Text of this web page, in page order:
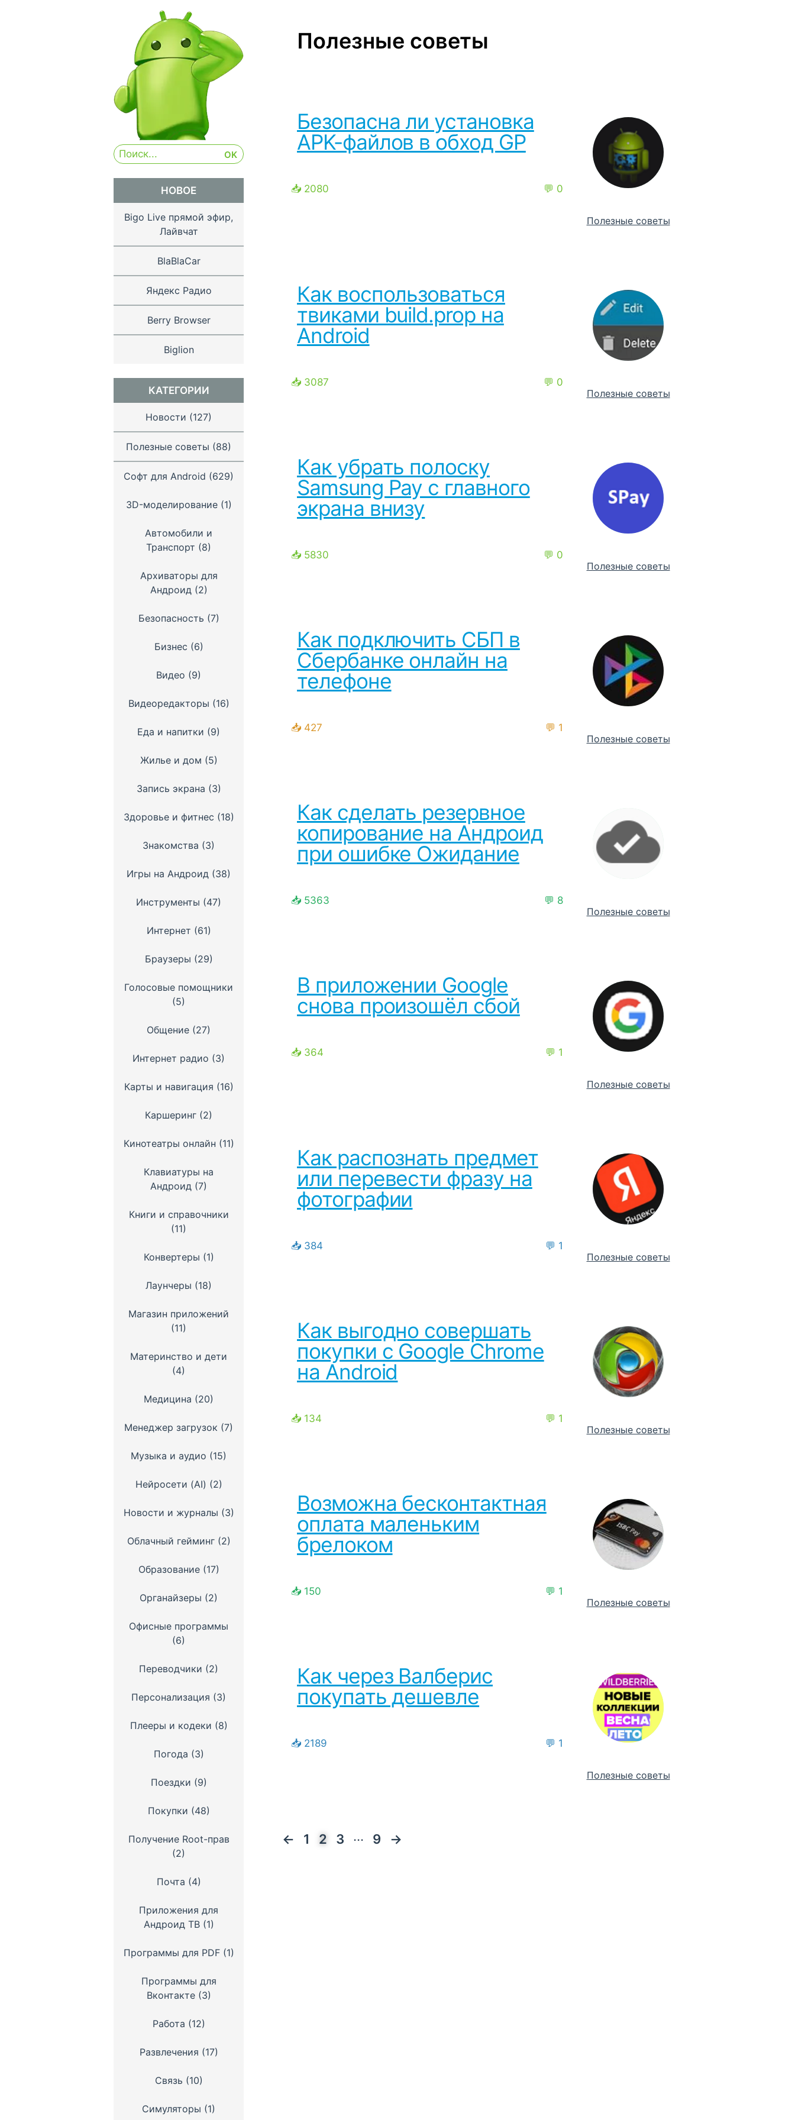
Полезные советы
Безопасна ли установка
APK-файлов в обход GP
📥 2080 💬 0
Полезные советы
Как воспользоваться
твиками build.prop на
Android
📥 3087
💬 0
Полезные советы
Как убрать полоску
Samsung Pay с главного
экрана внизу
📥 5830
💬 0
Полезные советы
Как подключить СБП в
Сбербанке онлайн на
телефоне
📥 427
💬 1
Полезные советы
Как сделать резервное
копирование на Андроид
при ошибке Ожидание
📥 5363
💬 8
Полезные советы
В приложении Google
снова произошёл сбой
📥 364 💬 1
Полезные советы
Как распознать предмет
или перевести фразу на
фотографии
📥 384
💬 1
Полезные советы
Как выгодно совершать
покупки с Google Chrome
на Android
📥 134
💬 1
Полезные советы
Возможна бесконтактная
оплата маленьким
брелоком
📥 150
💬 1
Полезные советы
Как через Валберис
покупать дешевле
📥 2189 💬 1
Полезные советы
← 1 2 3 ... 9 →
НОВОЕ
Bigo Live прямой эфир,
Лайвчат
BlaBlaCar
Яндекс Радио
Berry Browser
Biglion
КАТЕГОРИИ
Новости (127)
Полезные советы (88)
Софт для Android (629)
3D-моделирование(1)
Автомобили и
Транспорт (8)
Архиваторы для
Андроид(2)
Безопасность (7)
Бизнес (6)
Видео (9)
Видеоредакторы (16)
Еда и напитки (9)
Жилье и дом (5)
Запись экрана (3)
Здоровье и фитнес (18)
Знакомства (3)
Игры на Андроид (38)
Инструменты (47)
Интернет (61)
Браузеры (29)
Голосовые помощники
(5)
Общение (27)
Интернет радио (3)
Карты и навигация (16)
Каршеринг (2)
Кинотеатры онлайн (11)
Клавиатуры на
Андроид (7)
Книги и справочники
(11)
Конвертеры (1)
Лаунчеры (18)
Магазин приложений
(11)
Материнство и дети
(4)
Медицина (20)
Менеджер загрузок (7)
Музыка и аудио (15)
Нейросети (AI) (2)
Новости и журналы (3)
Облачный гейминг(2)
Образование(17)
Органайзеры (2)
Офисные программы
(6)
Переводчики (2)
Персонализация (3)
Плееры и кодеки (8)
Погода (3)
Поездки (9)
Покупки (48)
Получение Root-прав
(2)
Почта (4)
Приложения для
Андроид ТВ(1)
Программы для PDF(1)
Программы для
Вконтакте(3)
Работа (12)
Развлечения (17)
Связь (10)
Симуляторы (1)